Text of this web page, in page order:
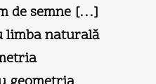
de semne […]
limba naturală